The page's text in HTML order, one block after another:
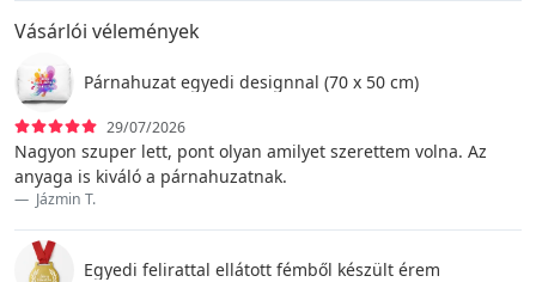
Vásárlói vélemények
Párnahuzat egyedi designnal (70 x 50 cm)
29/07/2026
Nagyon szuper lett, pont olyan amilyet szerettem volna. Az
anyaga is kiváló a párnahuzatnak.
Jázmin T.
Egyedi felirattal ellátott fémből készült érem